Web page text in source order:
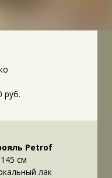
руб.
Petrof
см
лак